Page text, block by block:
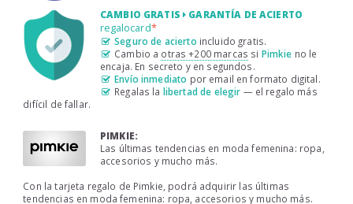
CAMBIO GRATIS GARANTÍA DE ACIERTO
regalocard*
Seguro de acierto incluido gratis.
Cambio a otras +200 marcas si Pimkie no le
encaja. En secreto y en segundos.
Envío inmediato por email en formato digital.
Regalas la libertad de elegir — el regalo más
difícil de fallar.
PIMKIE:
Las últimas tendencias en moda femenina: ropa,
accesorios y mucho más.
Con la tarjeta regalo de Pimkie, podrá adquirir las últimas
tendencias en moda femenina: ropa, accesorios y mucho más.